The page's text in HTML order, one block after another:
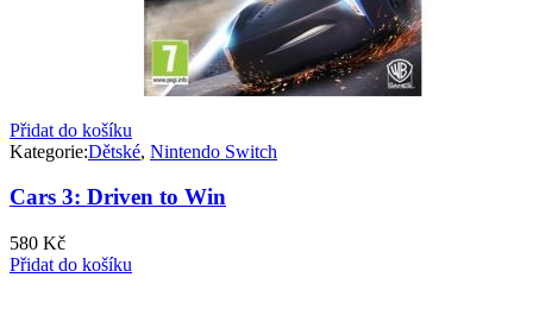
Přidat do košíku
Kategorie:Dětské, Nintendo Switch
Cars 3: Driven to Win
580 Kč
Přidat do košíku